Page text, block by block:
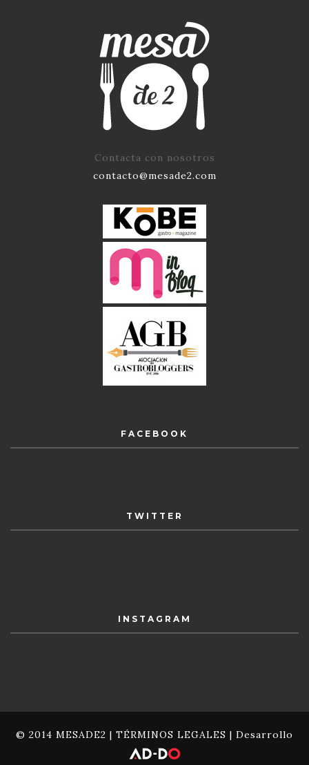
Contacta con nosotros
contacto@mesade2.com
FACEBOOK
TWITTER
INSTAGRAM
© 2014 MESADE2 | TÉRMINOS LEGALES | Desarrollo